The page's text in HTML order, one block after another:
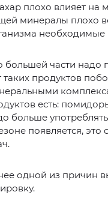
плохо влияет на
минералы плохо
необходимые
большей части надо
таких продуктов
есть:
больше
появляется,
одной из причин